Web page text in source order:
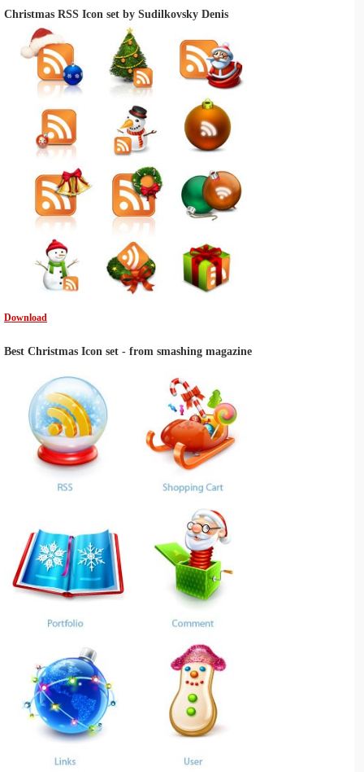
Christmas RSS Icon set by Sudilkovsky Denis
Download
Best Christmas Icon set - from smashing magazine